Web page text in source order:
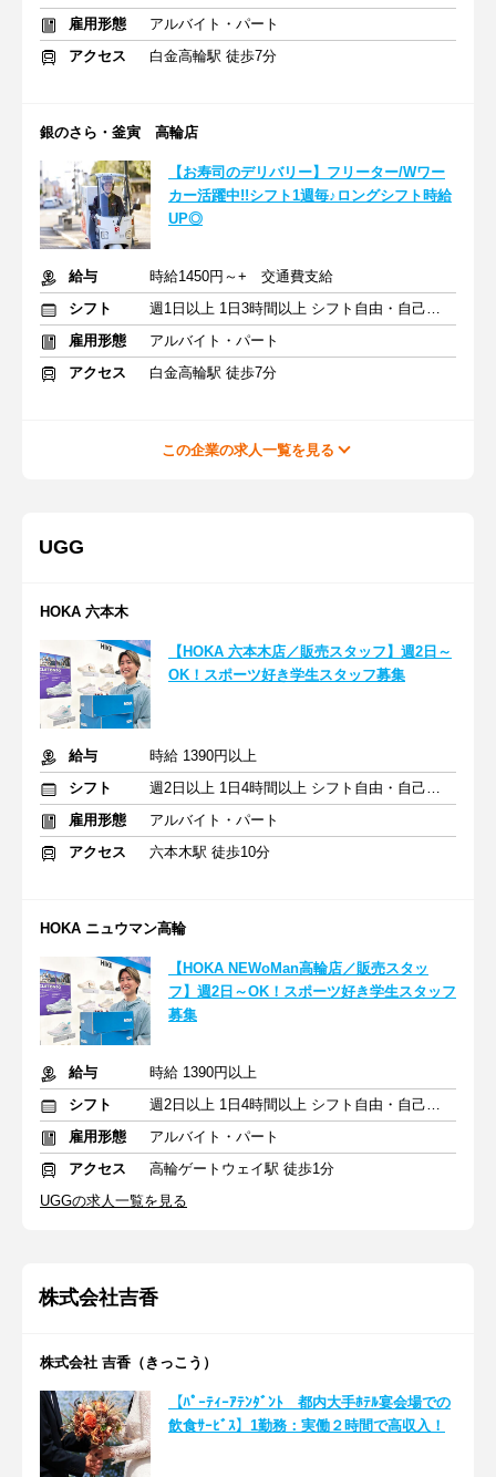
雇用形態
アルバイト・パート
アクセス
白金高輪駅 徒歩7分
銀のさら・釜寅 高輪店
【お寿司のデリバリー】フリーター/Wワー
カー活躍中!!シフト1週毎♪ロングシフト時給
UP◎
給与
時給1450円～+ 交通費支給
シフト
週1日以上 1日3時間以上 シフト自由・自己申告
雇用形態
アルバイト・パート
アクセス
白金高輪駅 徒歩7分
この企業の求人一覧を見る
UGG
HOKA 六本木
【HOKA 六本木店／販売スタッフ】週2日～
OK！スポーツ好き学生スタッフ募集
給与
時給 1390円以上
シフト
週2日以上 1日4時間以上 シフト自由・自己申告
雇用形態
アルバイト・パート
アクセス
六本木駅 徒歩10分
HOKA ニュウマン高輪
【HOKA NEWoMan高輪店／販売スタッ
フ】週2日～OK！スポーツ好き学生スタッフ
募集
給与
時給 1390円以上
シフト
週2日以上 1日4時間以上 シフト自由・自己申告
雇用形態
アルバイト・パート
アクセス
高輪ゲートウェイ駅 徒歩1分
UGGの求人一覧を見る
株式会社吉香
株式会社 吉香（きっこう）
【ﾊﾟｰﾃｨｰｱﾃﾝﾀﾞﾝﾄ 都内大手ﾎﾃﾙ宴会場での
飲食ｻｰﾋﾞｽ】1勤務：実働２時間で高収入！